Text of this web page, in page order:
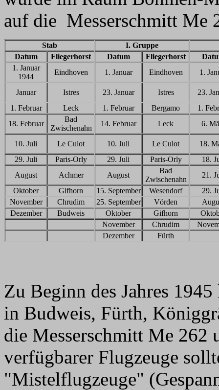
auf die Messerschmitt Me
Stab
I. Gruppe
Datum
Fliegerhorst Datum Fliegerhorst
1. Januar
1944
Eindhoven 1. Januar Eindhoven 1.
Januar Istres 23. Januar Istres
23.
1. Februar
Leck 1. Februar Bergamo
1.
18. Februar
Bad
Zwischenahn
14. Februar Leck 6.
10. Juli Le Culot 10. Juli Le Culot
18.
29. Juli
Paris-Orly 29. Juli Paris-Orly
18.
August
Achmer August
Bad
Zwischenahn
21.
Oktober
Gifhorn 15. September Wesendorf
29.
November
Chrudim 25. September Vörden
Dezember
Budweis Oktober Gifhorn
November
Chrudim
Dezember
Fürth
Zu Beginn des Jahres
in Budweis, Fürth,
die Messerschmitt Me 262
verfügbarer Flugzeuge
"Mistelflugzeuge"